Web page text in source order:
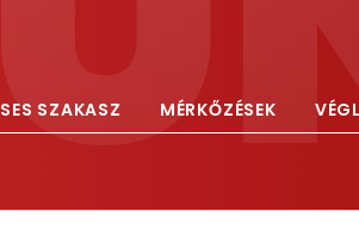
SZAKASZ MÉRKŐZÉSEK